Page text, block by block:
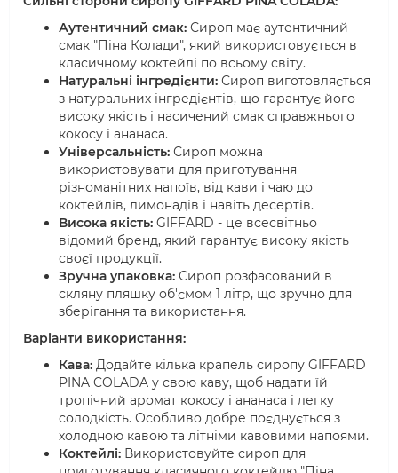
Аутентичний смак: Сироп має аутентичний
смак "Піна Колади", який використовується в
класичному коктейлі по всьому світу.
Натуральні інгредієнти: Сироп виготовляється
з натуральних інгредієнтів, що гарантує його
високу якість і насичений смак справжнього
кокосу і ананаса.
Універсальність: Сироп можна
використовувати для приготування
різноманітних напоїв, від кави і чаю до
коктейлів, лимонадів і навіть десертів.
Висока якість: GIFFARD - це всесвітньо
відомий бренд, який гарантує високу якість
своєї продукції.
Зручна упаковка: Сироп розфасований в
скляну пляшку об'ємом 1 літр, що зручно для
зберігання та використання.
Варіанти використання:
Кава: Додайте кілька крапель сиропу GIFFARD
PINA COLADA у свою каву, щоб надати їй
тропічний аромат кокосу і ананаса і легку
солодкість. Особливо добре поєднується з
холодною кавою та літніми кавовими напоями.
Коктейлі: Використовуйте сироп для